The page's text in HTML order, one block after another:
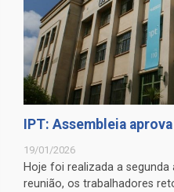
IPT: Assembleia
19/01/2026
Hoje foi realizada a segunda
reunião, os trabalhadores